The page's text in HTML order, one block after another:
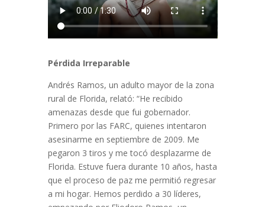
Pérdida Irreparable
Andrés Ramos, un adulto mayor de la zona
rural de Florida, relató: “He recibido
amenazas desde que fui gobernador.
Primero por las FARC, quienes intentaron
asesinarme en septiembre de 2009. Me
pegaron 3 tiros y me tocó desplazarme de
Florida. Estuve fuera durante 10 años, hasta
que el proceso de paz me permitió regresar
a mi hogar. Hemos perdido a 30 líderes,